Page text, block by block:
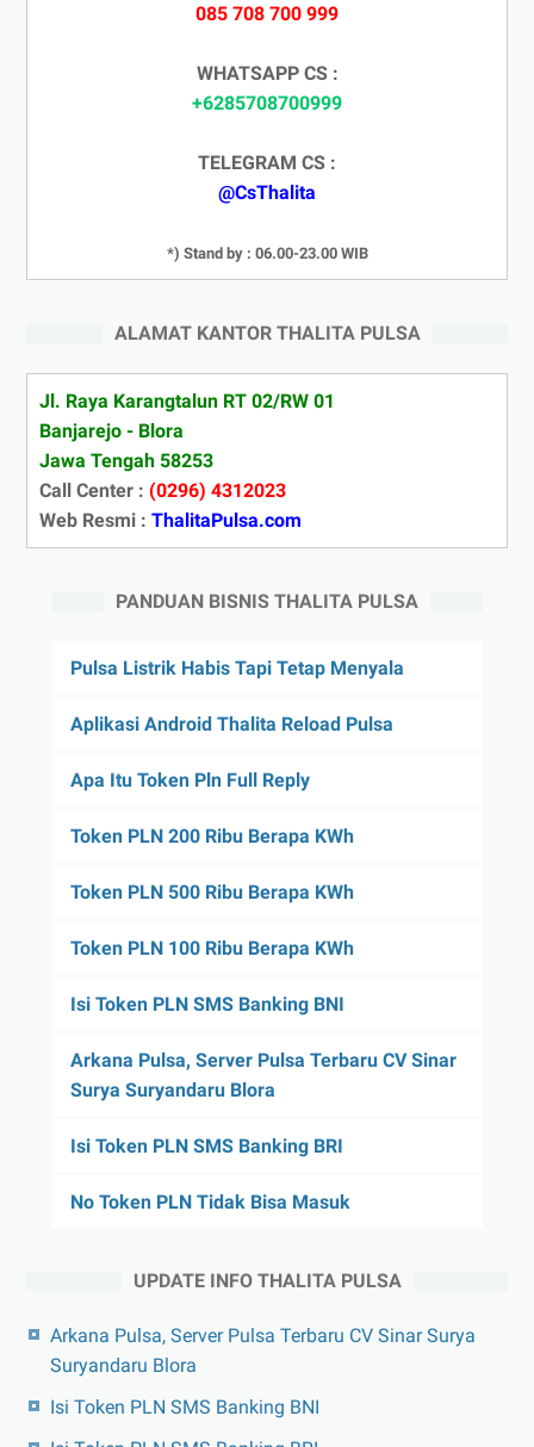
085 708 700 999
WHATSAPP CS :
+6285708700999
TELEGRAM CS :
@CsThalita
*) Stand by : 06.00-23.00 WIB
ALAMAT KANTOR THALITA PULSA
Jl. Raya Karangtalun RT 02/RW 01
Banjarejo - Blora
Jawa Tengah 58253
Call Center : (0296) 4312023
Web Resmi : ThalitaPulsa.com
PANDUAN BISNIS THALITA PULSA
Pulsa Listrik Habis Tapi Tetap Menyala
Aplikasi Android Thalita Reload Pulsa
Apa Itu Token Pln Full Reply
Token PLN 200 Ribu Berapa KWh
Token PLN 500 Ribu Berapa KWh
Token PLN 100 Ribu Berapa KWh
Isi Token PLN SMS Banking BNI
Arkana Pulsa, Server Pulsa Terbaru CV Sinar
Surya Suryandaru Blora
Isi Token PLN SMS Banking BRI
No Token PLN Tidak Bisa Masuk
UPDATE INFO THALITA PULSA
Arkana Pulsa, Server Pulsa Terbaru CV Sinar Surya
Suryandaru Blora
Isi Token PLN SMS Banking BNI